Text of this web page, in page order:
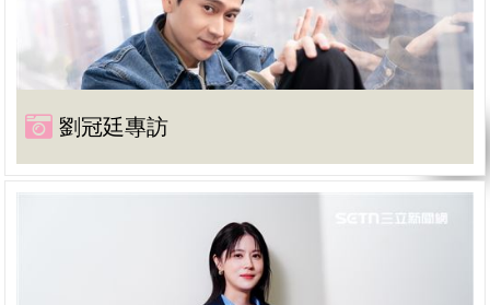
劉冠廷專訪